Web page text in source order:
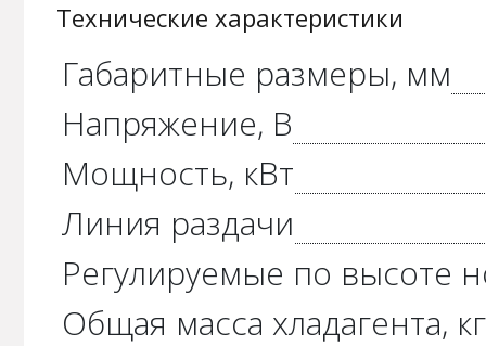
Технические характеристики
Габаритные размеры, мм
Напряжение, В
Мощность, кВт
Линия раздачи
Регулируемые по высоте
Общая масса хладагента, кг